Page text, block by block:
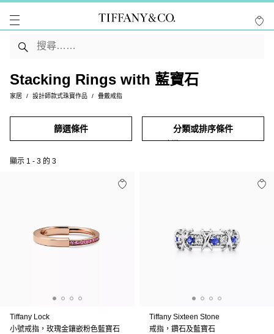
Stacking Rings with 藍寶石
家居 設計師款式珠寶作品 疊戴戒指
篩選條件 分類或排序條件
顯示 1 - 3 的 3
Tiffany Lock
小號戒指，玫瑰金鑲嵌粉色藍寶石
Tiffany Sixteen Stone
戒指，鑽石及藍寶石